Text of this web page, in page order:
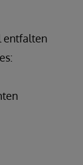
entfalten